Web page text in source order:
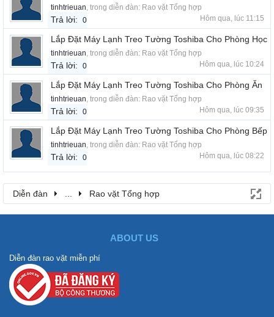
tinhtrieuan, trong diễn đàn: Rao vặt Tổng hợp
Trả lời: 0 Hôm qua, lúc 11:15
Lắp Đặt Máy Lạnh Treo Tường Toshiba Cho Phòng Học
tinhtrieuan, trong diễn đàn: Rao vặt Tổng hợp
Trả lời: 0 Hôm qua, lúc 10:24
Lắp Đặt Máy Lạnh Treo Tường Toshiba Cho Phòng Ăn
tinhtrieuan, trong diễn đàn: Rao vặt Tổng hợp
Trả lời: 0 Hôm qua, lúc 09:35
Lắp Đặt Máy Lạnh Treo Tường Toshiba Cho Phòng Bếp
tinhtrieuan, trong diễn đàn: Rao vặt Tổng hợp
Trả lời: 0 Hôm qua, lúc 08:22
Diễn đàn ... Rao vặt Tổng hợp
ABOUT US
Diễn đàn rao vặt miễn phí